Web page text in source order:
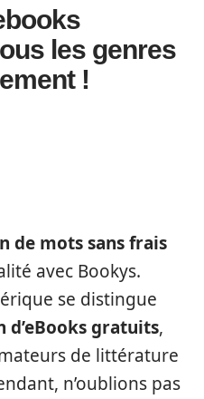
les genres
!
de mots sans frais
avec Bookys.
se distingue
d’eBooks gratuits,
de littérature
n’oublions pas